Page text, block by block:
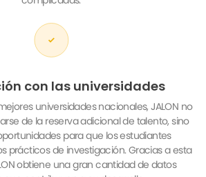
con las universidades
universidades nacionales, JALON no
de la reserva adicional de talento, sino
para que los estudiantes
prácticos de investigación. Gracias a esta
obtiene una gran cantidad de datos
que contribuyen a su desarrollo.